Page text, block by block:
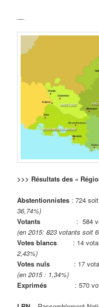
>>> Résultats des «
Abstentionnistes : 724
36,74%)
Votants : 584 votants
(en 2015: 823 votants soit
Votes blancs : 14
2,43%)
Votes nuls : 17 votants
(en 2015 : 1,34%)
Exprimés : 570